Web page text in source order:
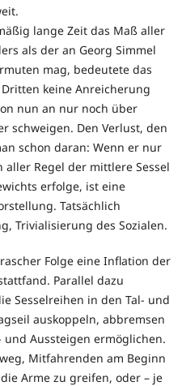
lange Zeit das Maß aller
als der an Georg Simmel
mag, bedeutete das
keine Anreicherung
nun an nur noch über
schweigen. Den Verlust, den
schon daran: Wenn er nur
Regel der mittlere Sessel
erfolge, ist eine
Tatsächlich
Trivialisierung des Sozialen.
Folge eine Inflation der
Parallel dazu
Sesselreihen in den Tal- und
auskoppeln, abbremsen
und Aussteigen ermöglichen.
Mitfahrenden am Beginn
Arme zu greifen, oder – je